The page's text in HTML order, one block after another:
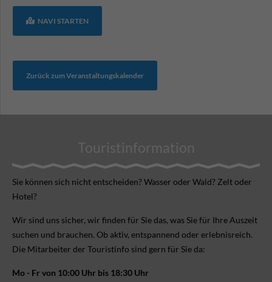
NAVI STARTEN
Zurück zum Veranstaltungskalender
Touristinformation
Sie können sich nicht ent­scheiden? Wasser oder Wald? Zelt oder
Hotel?
Wir sind uns sicher, wir finden für Sie das, was Sie für Ihre Aus­zeit
suchen und brauchen. Ob aktiv, ent­spannend oder erlebnis­reich.
Die Mitarbeiter der Touristinfo sind gern für Sie da:
Mo - Fr von 10:00 Uhr bis 18:30 Uhr